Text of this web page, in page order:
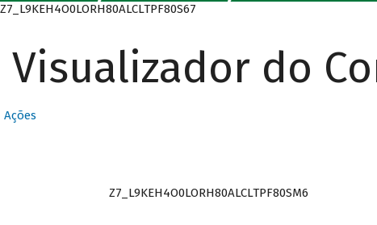
Z7_L9KEH4O0LORH80ALCLTPF80S67
Visualizador do
Ações
Z7_L9KEH4O0LORH80ALCLTPF80SM6